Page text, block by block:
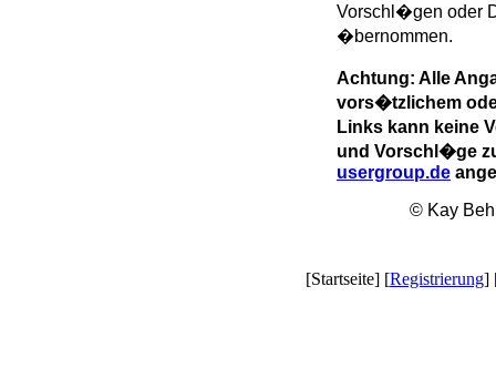
Vorschl�gen oder
�bernommen.
Achtung: Alle
vors�tzlichem
Links kann keine
und Vorschl�ge
usergroup.de
© Kay
[Startseite] [Registrierung]